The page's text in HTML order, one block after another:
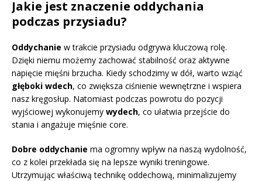
Jakie jest znaczenie oddychania
podczas przysiadu?
Oddychanie w trakcie przysiadu odgrywa kluczową rolę.
Dzięki niemu możemy zachować stabilność oraz aktywne
napięcie mięśni brzucha. Kiedy schodzimy w dół, warto wziąć
głęboki wdech, co zwiększa ciśnienie wewnętrzne i wspiera
nasz kręgosłup. Natomiast podczas powrotu do pozycji
wyjściowej wykonujemy wydech, co ułatwia przejście do
stania i angażuje mięśnie core.
Dobre oddychanie ma ogromny wpływ na naszą wydolność,
co z kolei przekłada się na lepsze wyniki treningowe.
Utrzymując właściwą technikę oddechową, minimalizujemy